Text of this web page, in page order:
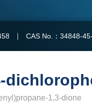
CAS No.：34848-
1,3-dione